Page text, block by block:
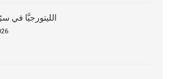
الليتورجيَّا في